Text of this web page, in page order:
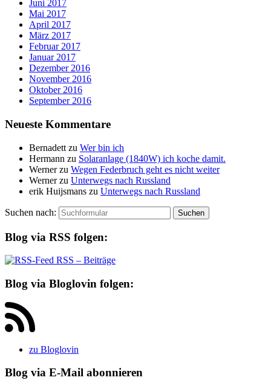
Juni 2017
Mai 2017
April 2017
März 2017
Februar 2017
Januar 2017
Dezember 2016
November 2016
Oktober 2016
September 2016
Neueste Kommentare
Bernadett zu Wer bin ich
Hermann zu Solaranlage (1840W) ich koche damit.
Wernerzu Wegen Federbruch geht es nicht weiter
Wernerzu Unterwegs nach Russland
erik Huijsmans zu Unterwegs nach Russland
Suchen nach:
Blog via RSS folgen:
RSS – Beiträge
Blog via Bloglovin folgen:
zu Bloglovin
Blog via E-Mail abonnieren